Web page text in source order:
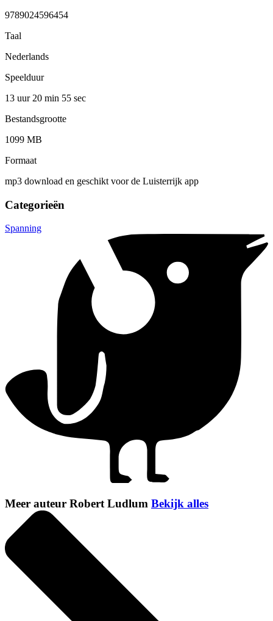
9789024596454
Taal
Nederlands
Speelduur
13 uur 20 min 55 sec
Bestandsgrootte
1099 MB
Formaat
mp3 download en geschikt voor de Luisterrijk app
Categorieën
Spanning
Meer auteur Robert Ludlum Bekijk alles